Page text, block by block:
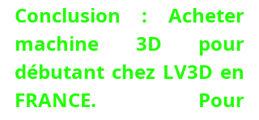
Conclusion : Acheter
machine 3D pour
débutant chez LV3D en
FRANCE. Pour